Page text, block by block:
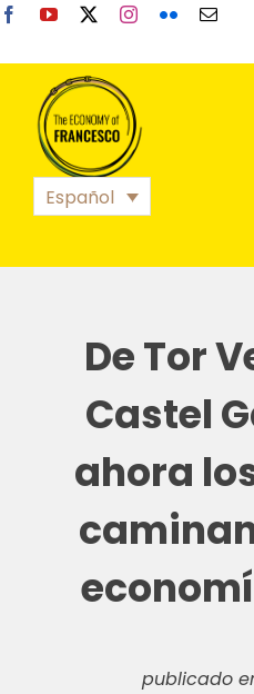
Skip
content
EoF
BLOG
ORGANIZACIÓN
Español
De Tor
Castel
ahora
publicado